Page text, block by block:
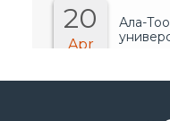
20
Apr
Ала-
15